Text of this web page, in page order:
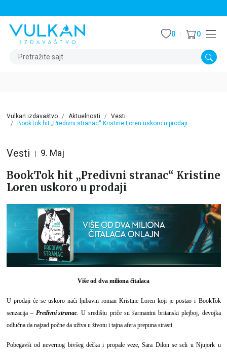
Pretražite sajt
0 0
Vulkan izdavaštvo Aktuelnosti
Vesti
BookTok hit „Predivni stranac“ Kristine Loren uskoro u prodaji
Vesti 9. Maj
BookTok hit „Predivni stranac“ Kristine
Loren uskoro u prodaji
Više od dva miliona čitalaca
U prodaji će se uskoro naći ljubavni roman Kristine Loren koji je postao i BookTok
senzacija – Predivni stranac. U središtu priče su šarmantni britanski plejboj, devojka
odlučna da najzad počne da uživa u životu i tajna afera prepuna strasti.
Pobegavši od nevernog bivšeg dečka i propale veze, Sara Dilon se seli u Njujork u